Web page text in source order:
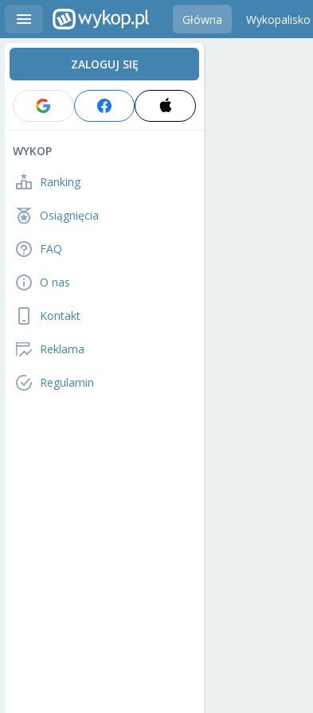
Główna Wykopalisko
ZALOGUJ SIĘ
WYKOP
Ranking
Osiągnięcia
FAQ
O nas
Kontakt
Reklama
Regulamin